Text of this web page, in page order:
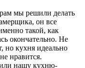
мы решили делать
он все
такой, как
окончательно. Не
но кухня идеально
нравится.
нашу кухню-